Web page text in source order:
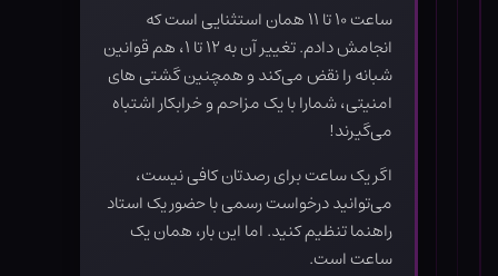
ساعت ۱۰ تا ۱۱ همان استثنایی است که
انجامش دادم. تغییر آن به ۱۲ تا ۱، هم قوانین
شبانه را نقض می‌کند و همچنین گشتی های
امنیتی، شمارا با یک مزاحم و خرابکار اشتباه
می‌گیرند!
اگر یک ساعت برای رصدتان کافی نیست،
می‌توانید درخواست رسمی با حضور یک استاد
راهنما تنظیم کنید. اما این بار، همان یک
ساعت است.